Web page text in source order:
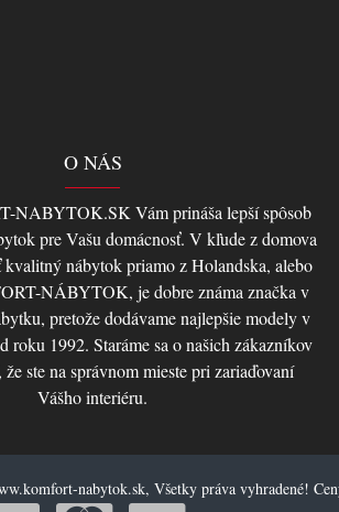
O NÁS
NABYTOK.SK Vám prináša lepší spôsob
pre Vašu domácnosť. V kľude z domova
kvalitný nábytok priamo z Holandska, alebo
NÁBYTOK, je dobre známa značka v
pretože dodávame najlepšie modely v
roku 1992. Staráme sa o našich zákazníkov
že ste na správnom mieste pri zariaďovaní
Vášho interiéru.
nabytok.sk, Všetky práva vyhradené!